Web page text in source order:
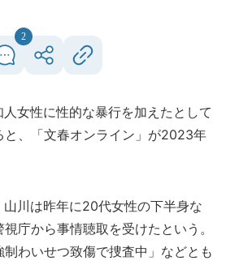
2
女性に性的な暴行を加えたとして
と、「文春オンライン」が2023年
川は昨年に20代女性の下半身な
庁から事情聴取を受けたという。
わいせつ致傷で捜査中」などとも